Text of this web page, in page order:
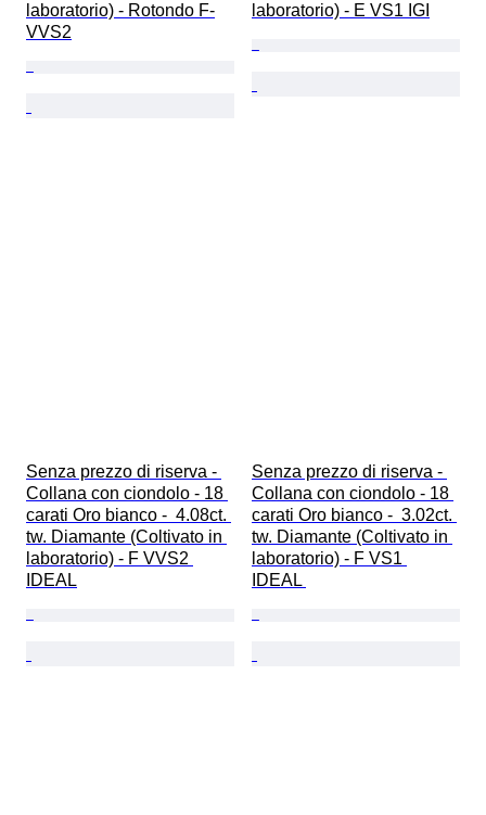
laboratorio) - Rotondo F-
VVS2
laboratorio) - E VS1 IGI
Senza prezzo di riserva -
Collana con ciondolo - 18
carati Oro bianco -  4.08ct.
tw. Diamante (Coltivato in
laboratorio) - F VVS2
IDEAL
Senza prezzo di riserva -
Collana con ciondolo - 18
carati Oro bianco -  3.02ct.
tw. Diamante (Coltivato in
laboratorio) - F VS1
IDEAL